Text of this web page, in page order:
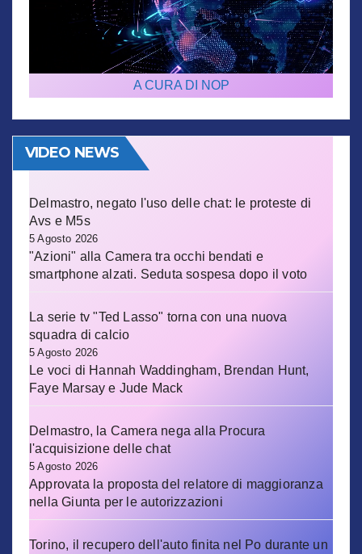
A CURA DI NOP
VIDEO NEWS
Delmastro, negato l'uso delle chat: le proteste di
Avs e M5s
5 Agosto 2026
"Azioni" alla Camera tra occhi bendati e
smartphone alzati. Seduta sospesa dopo il voto
La serie tv "Ted Lasso" torna con una nuova
squadra di calcio
5 Agosto 2026
Le voci di Hannah Waddingham, Brendan Hunt,
Faye Marsay e Jude Mack
Delmastro, la Camera nega alla Procura
l'acquisizione delle chat
5 Agosto 2026
Approvata la proposta del relatore di maggioranza
nella Giunta per le autorizzazioni
Torino, il recupero dell'auto finita nel Po durante un